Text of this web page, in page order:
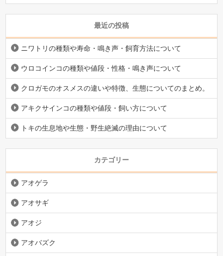
最近の投稿
ニワトリの種類や寿命・鳴き声・飼育方法について
ウロコインコの種類や値段・性格・鳴き声について
クロガモのオスメスの違いや特徴、生態についてのまとめ。
アキクサインコの種類や値段・飼い方について
トキの生息地や生態・野生絶滅の理由について
カテゴリー
アオゲラ
アオサギ
アオジ
アオバズク